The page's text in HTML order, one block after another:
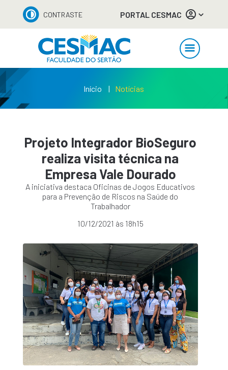
CONTRASTE PORTAL CESMAC
Início Notícias
Projeto Integrador BioSeguro
realiza visita técnica na
Empresa Vale Dourado
A iniciativa destaca Oficinas de Jogos Educativos
para a Prevenção de Riscos na Saúde do
Trabalhador
10/12/2021 às 18h15